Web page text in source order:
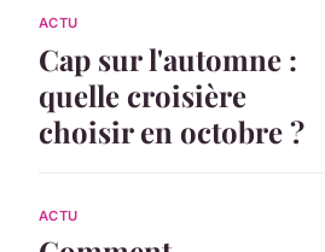
ACTU
Cap sur l'automne :
quelle croisière
choisir en octobre ?
ACTU